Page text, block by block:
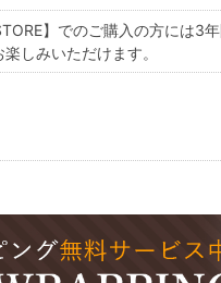
】でのご購入の方には3
しみいただけます。